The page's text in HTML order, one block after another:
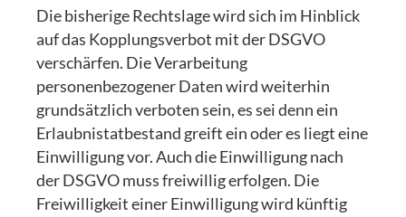
Die bisherige Rechtslage wird sich im Hinblick
auf das Kopplungsverbot mit der DSGVO
verschärfen. Die Verarbeitung
personenbezogener Daten wird weiterhin
grundsätzlich verboten sein, es sei denn ein
Erlaubnistatbestand greift ein oder es liegt eine
Einwilligung vor. Auch die Einwilligung nach
der DSGVO muss freiwillig erfolgen. Die
Freiwilligkeit einer Einwilligung wird künftig